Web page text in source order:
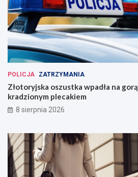
POLICJA ZATRZYMANIA
Złotoryjska oszustka wpadła na
kradzionym plecakiem
8 sierpnia 2026